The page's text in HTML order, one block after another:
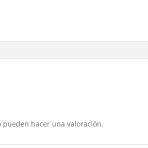
hacer una valoración.